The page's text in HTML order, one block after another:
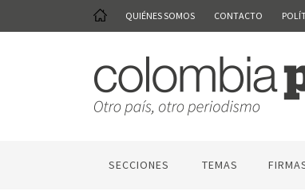
QUIÉNES SOMOS CONTACTO
SECCIONES TEMAS